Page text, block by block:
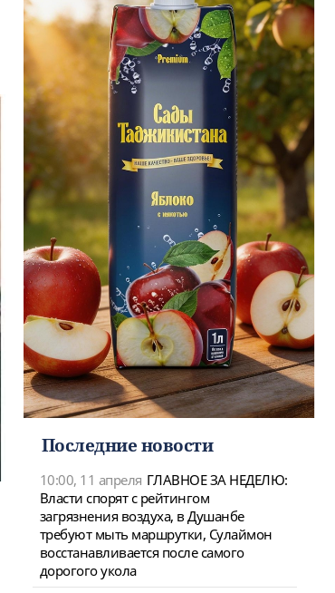
Последние новости
10:00, 11 апреля ГЛАВНОЕ ЗА НЕДЕЛЮ:
Власти спорят с рейтингом
загрязнения воздуха, в Душанбе
требуют мыть маршрутки, Сулаймон
восстанавливается после самого
дорогого укола